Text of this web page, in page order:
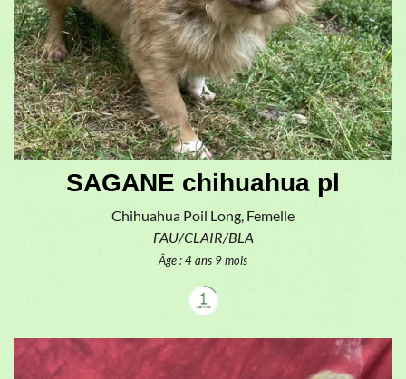
SAGANE chihuahua pl
Chihuahua Poil Long, Femelle
FAU/CLAIR/BLA
Âge : 4 ans 9 mois